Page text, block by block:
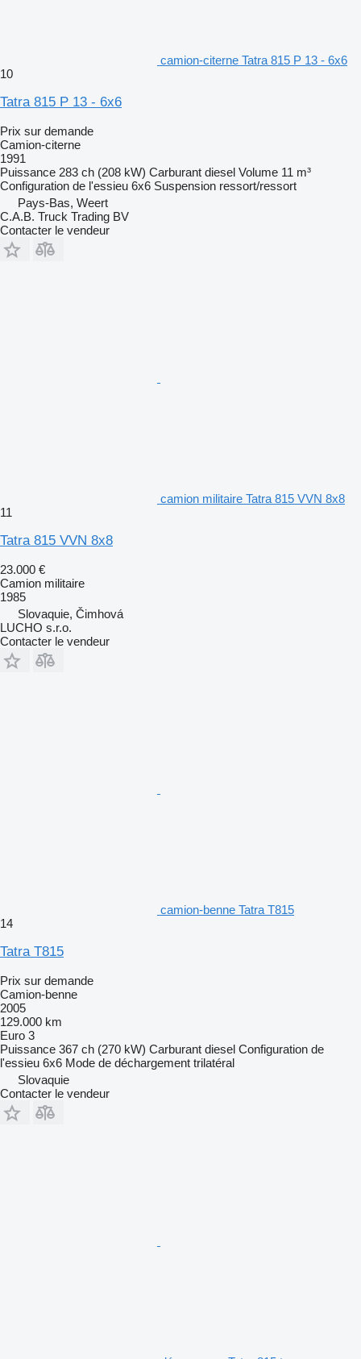
camion-citerne Tatra 815 P 13 - 6x6
10
Tatra 815 P 13 - 6x6
Prix sur demande
Camion-citerne
1991
Puissance 283 ch (208 kW) Carburant diesel Volume 11 m³
Configuration de l'essieu 6x6 Suspension ressort/ressort
Pays-Bas, Weert
C.A.B. Truck Trading BV
Contacter le vendeur
camion militaire Tatra 815 VVN 8x8
11
Tatra 815 VVN 8x8
23.000 €
Camion militaire
1985
Slovaquie, Čimhová
LUCHO s.r.o.
Contacter le vendeur
camion-benne Tatra T815
14
Tatra T815
Prix sur demande
Camion-benne
2005
129.000 km
Euro 3
Puissance 367 ch (270 kW) Carburant diesel Configuration de
l'essieu 6x6 Mode de déchargement trilatéral
Slovaquie
Contacter le vendeur